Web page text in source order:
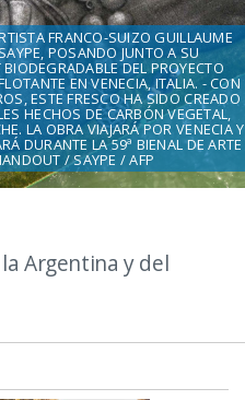
Argentina y del
FRANCO-SUIZO GUILLAUME
POSANDO JUNTO A SU
DEL PROYECTO
EN VENECIA, ITALIA. - CON
ESTE FRESCO HA SIDO CREADO
HECHOS DE CARBÓN VEGETAL,
LA OBRA VIAJARÁ POR VENECIA Y
DURANTE LA 59ª BIENAL DE ARTE
/ SAYPE / AFP